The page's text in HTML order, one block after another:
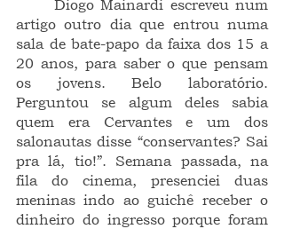
artigo outro dia que entrou numa
sala de bate-papo da faixa dos 15 a
20 anos, para saber o que pensam
os jovens. Belo laboratório.
Perguntou se algum deles sabia
quem era Cervantes e um dos
salonautas disse “conservantes? Sai
pra lá, tio!”. Semana passada, na
fila do cinema, presenciei duas
meninas indo ao guichê receber o
dinheiro do ingresso porque foram